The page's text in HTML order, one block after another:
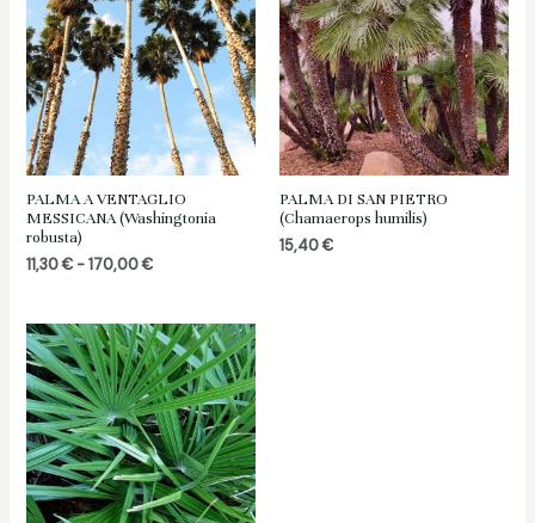
PALMA A VENTAGLIO
MESSICANA (Washingtonia
robusta)
11,30€ - 170,00€Fascia
da
11,30 €
a
170,00 €
PALMA DI SAN PIETRO
(Chamaerops humilis)
15,40€